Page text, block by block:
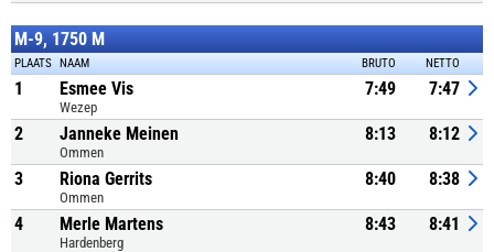
M-9, 1750 M
PLAATS NAAM BRUTO NETTO
1 Esmee Vis
Wezep
7:49 7:47
2 Janneke Meinen
Ommen
8:13 8:12
3 Riona Gerrits
Ommen
8:40 8:38
4 Merle Martens
Hardenberg
8:43 8:41